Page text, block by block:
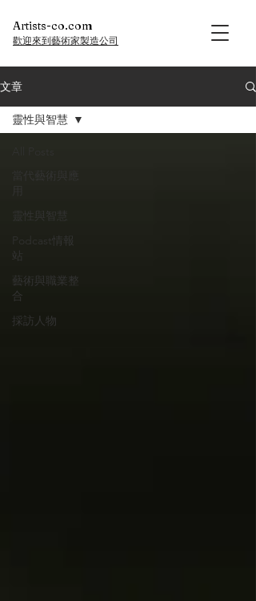
歡迎來到藝術家製造公司
Artists-co.com
文章
靈性與智慧
Podcast情報
站
藝術與職業整
合
採訪人物
靈性與智慧